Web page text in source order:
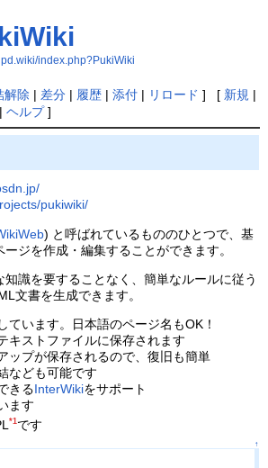
index.php?PukiWiki
解除 | 差分| 履歴| 添付| リロード ] [ 新規 |
ヘルプ]
pukiwiki/
) と呼ばれているもののひとつで、基
ジを作成・編集することができます。
知識を要することなく、簡単なルールに従う
文書を生成できます。
ています。日本語のページ名もOK！
キストファイルに保存されます
ップが保存されるので、復旧も簡単
なども可能です
きるInterWikiをサポート
ます
*1です
↑